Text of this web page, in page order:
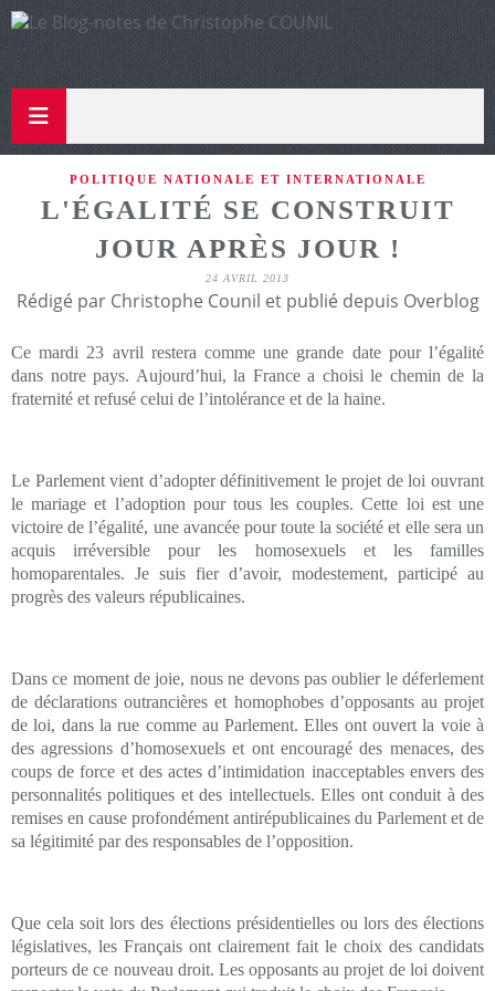
POLITIQUE NATIONALE ET INTERNATIONALE
L'ÉGALITÉ SE CONSTRUIT
JOUR APRÈS JOUR !
24 AVRIL 2013
Rédigé par Christophe Counil et publié depuis Overblog
Ce mardi 23 avril restera comme une grande date pour l’égalité
dans notre pays. Aujourd’hui, la France a choisi le chemin de la
fraternité et refusé celui de l’intolérance et de la haine.
Le Parlement vient d’adopter définitivement le projet de loi ouvrant
le mariage et l’adoption pour tous les couples. Cette loi est une
victoire de l’égalité, une avancée pour toute la société et elle sera un
acquis irréversible pour les homosexuels et les familles
homoparentales. Je suis fier d’avoir, modestement, participé au
progrès des valeurs républicaines.
Dans ce moment de joie, nous ne devons pas oublier le déferlement
de déclarations outrancières et homophobes d’opposants au projet
de loi, dans la rue comme au Parlement. Elles ont ouvert la voie à
des agressions d’homosexuels et ont encouragé des menaces, des
coups de force et des actes d’intimidation inacceptables envers des
personnalités politiques et des intellectuels. Elles ont conduit à des
remises en cause profondément antirépublicaines du Parlement et de
sa légitimité par des responsables de l’opposition.
Que cela soit lors des élections présidentielles ou lors des élections
législatives, les Français ont clairement fait le choix des candidats
porteurs de ce nouveau droit. Les opposants au projet de loi doivent